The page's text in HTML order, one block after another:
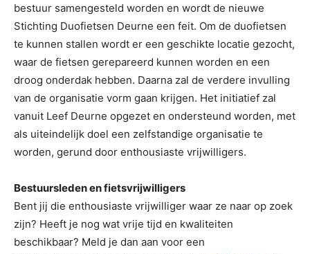
bestuur samengesteld worden en wordt de nieuwe
Stichting Duofietsen Deurne een feit. Om de duofietsen
te kunnen stallen wordt er een geschikte locatie gezocht,
waar de fietsen gerepareerd kunnen worden en een
droog onderdak hebben. Daarna zal de verdere invulling
van de organisatie vorm gaan krijgen. Het initiatief zal
vanuit Leef Deurne opgezet en ondersteund worden, met
als uiteindelijk doel een zelfstandige organisatie te
worden, gerund door enthousiaste vrijwilligers.
Bestuursleden en fietsvrijwilligers
Bent jij die enthousiaste vrijwilliger waar ze naar op zoek
zijn? Heeft je nog wat vrije tijd en kwaliteiten
beschikbaar? Meld je dan aan voor een